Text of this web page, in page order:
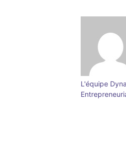
L'équipe